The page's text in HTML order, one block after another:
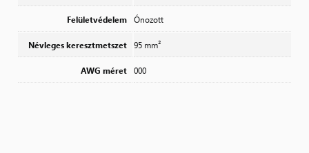
Felületvédelem Ónozott
Névleges keresztmetszet 95 mm²
AWG méret 000